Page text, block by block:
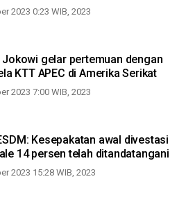
2023 0:23 WIB, 2023
Jokowi gelar pertemuan dengan
KTT APEC di Amerika Serikat
2023 7:00 WIB, 2023
Kesepakatan awal divestasi
14 persen telah ditandatangani
2023 15:28 WIB, 2023